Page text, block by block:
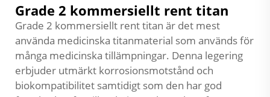
Grade 2 kommersiellt rent titan
Grade 2 kommersiellt rent titan är det mest
använda medicinska titanmaterial som används för
många medicinska tillämpningar. Denna legering
erbjuder utmärkt korrosionsmotstånd och
biokompatibilitet samtidigt som den har god